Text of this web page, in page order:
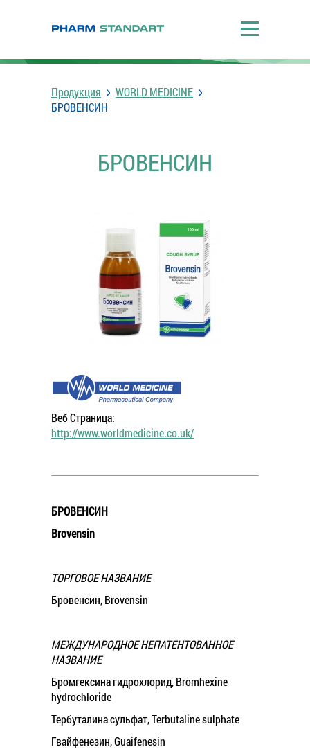
Продукция
WORLD MEDICINE
БРОВЕНСИН
БРОВЕНСИН
Веб Страница:
http://www.worldmedicine.co.uk/
БРОВЕНСИН
Brovensin
ТОРГОВОЕ НАЗВАНИЕ
Бровенсин, Brovensin
МЕЖДУНАРОДНОЕ НЕПАТЕНТОВАННОЕ
НАЗВАНИЕ
Бромгексина гидрохлорид, Bromhexine
hydrochloride
Тербуталина сульфат, Terbutaline sulphate
Гвайфенезин, Guaifenesin